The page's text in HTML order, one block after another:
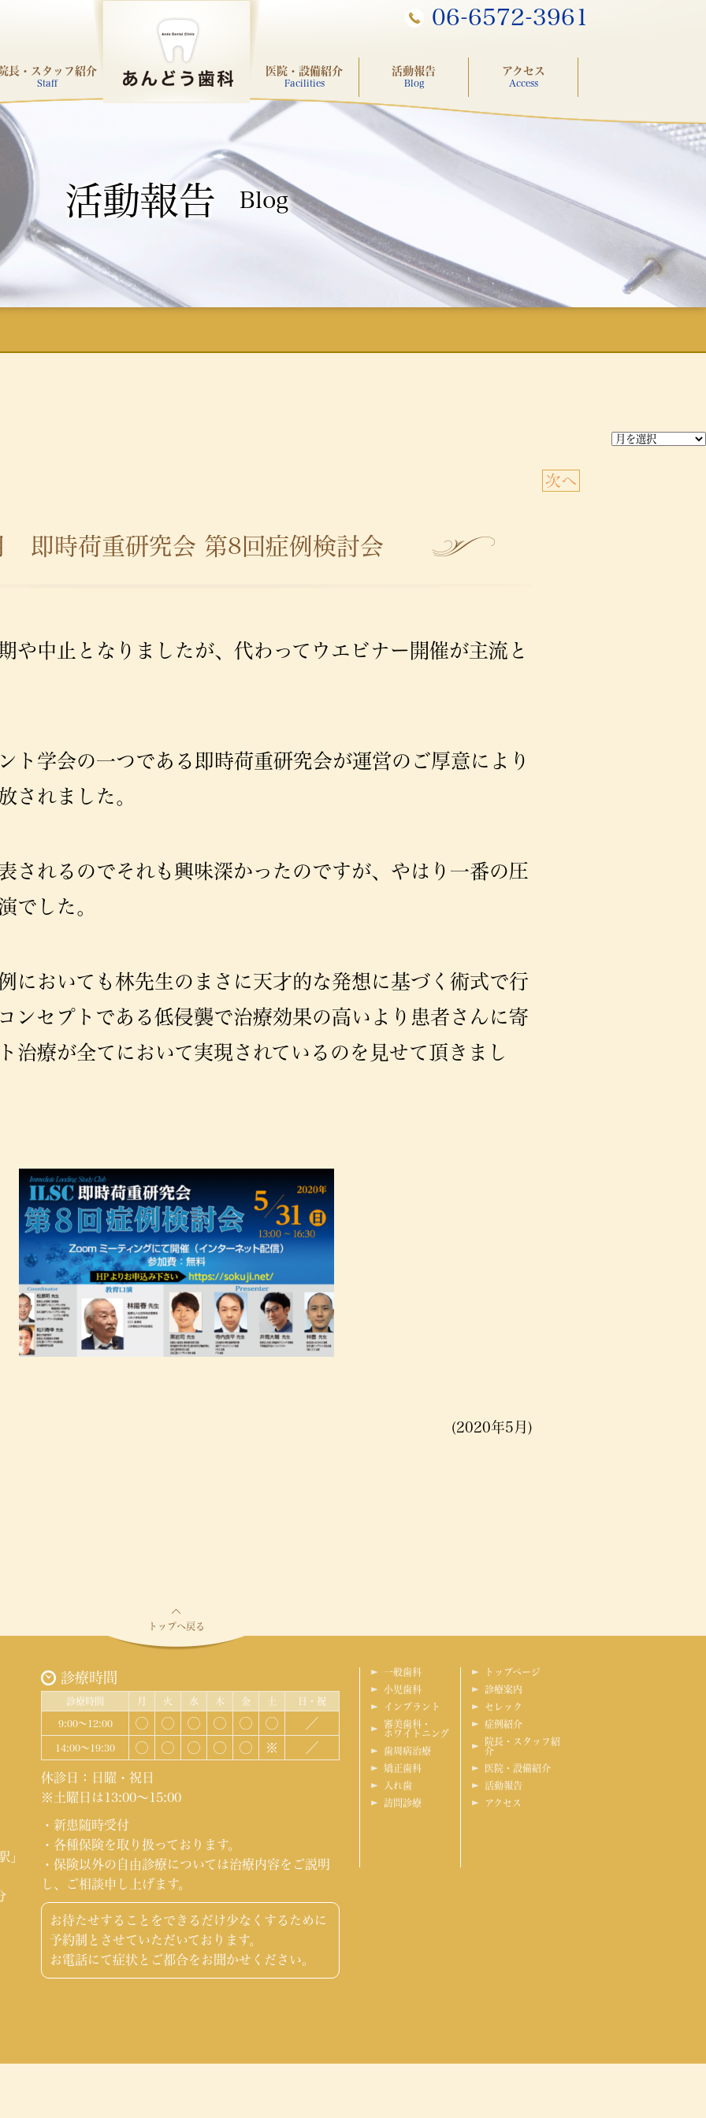
06-6572-3961
長・スタッフ紹介
Staff
医院・設備紹介
Facilities
活動報告
Blog
アクセス
Access
活動報告 Blog
次へ
即時荷重研究会 第8回症例検討会
や中止となりましたが、代わってウエビナー開催が主流と
ト学会の一つである即時荷重研究会が運営のご厚意により
されました。
されるのでそれも興味深かったのですが、やはり一番の圧
でした。
においても林先生のまさに天才的な発想に基づく術式で行
ンセプトである低侵襲で治療効果の高いより患者さんに寄
治療が全てにおいて実現されているのを見せて頂きまし
(2020年5月)
トップへ戻る
」
診療時間
診療時間 月 火 水 木 金 土 日・祝
9:00～12:00 ◯ ◯ ◯ ◯ ◯ ◯ ／
14:00～19:30 ◯ ◯ ◯ ◯ ◯ ※ ／
休診日：日曜・祝日
※土曜日は13:00～15:00
・新患随時受付
・各種保険を取り扱っております。
・保険以外の自由診療については治療内容をご説明
し、ご相談申し上げます。
お待たせすることをできるだけ少なくするために
予約制とさせていただいております。
お電話にて症状とご都合をお聞かせください。
一般歯科
小児歯科
インプラント
審美歯科・
ホワイトニング
歯周病治療
矯正歯科
入れ歯
訪問診療
トップページ
診療案内
セレック
症例紹介
院長・スタッフ紹
介
医院・設備紹介
活動報告
アクセス